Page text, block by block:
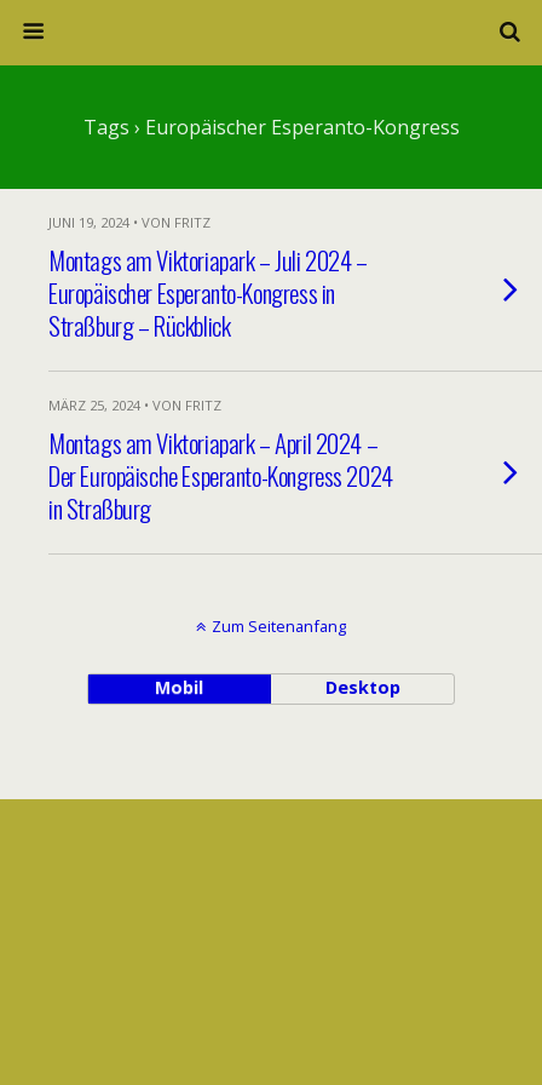
Tags › Europäischer Esperanto-Kongress
JUNI 19, 2024 • VON FRITZ
Montags am Viktoriapark – Juli 2024 –
Europäischer Esperanto-Kongress in
Straßburg – Rückblick
MÄRZ 25, 2024 • VON FRITZ
Montags am Viktoriapark – April 2024 –
Der Europäische Esperanto-Kongress 2024
in Straßburg
Zum Seitenanfang
Mobil Desktop